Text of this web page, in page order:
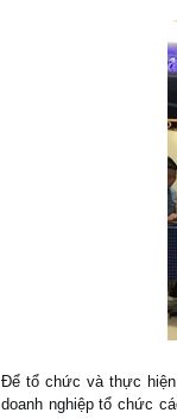
Để tổ chức và thực
doanh nghiệp tổ chức